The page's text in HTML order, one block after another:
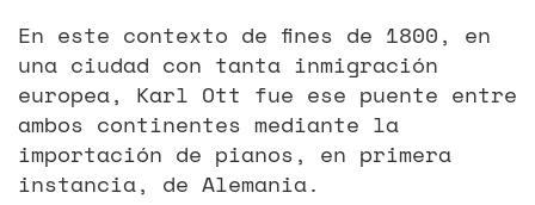
En este contexto de fines de 1800, en
una ciudad con tanta inmigración
europea, Karl Ott fue ese puente entre
ambos continentes mediante la
importación de pianos, en primera
instancia, de Alemania.